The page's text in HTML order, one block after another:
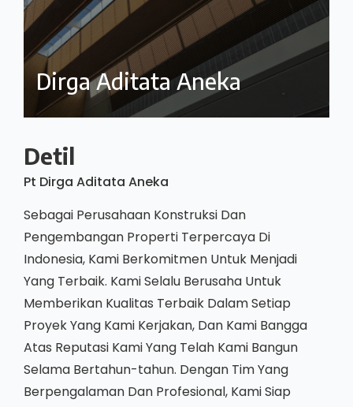
Dirga Aditata Aneka
Detil
Pt Dirga Aditata Aneka
Sebagai Perusahaan Konstruksi Dan
Pengembangan Properti Terpercaya Di
Indonesia, Kami Berkomitmen Untuk Menjadi
Yang Terbaik. Kami Selalu Berusaha Untuk
Memberikan Kualitas Terbaik Dalam Setiap
Proyek Yang Kami Kerjakan, Dan Kami Bangga
Atas Reputasi Kami Yang Telah Kami Bangun
Selama Bertahun-tahun. Dengan Tim Yang
Berpengalaman Dan Profesional, Kami Siap